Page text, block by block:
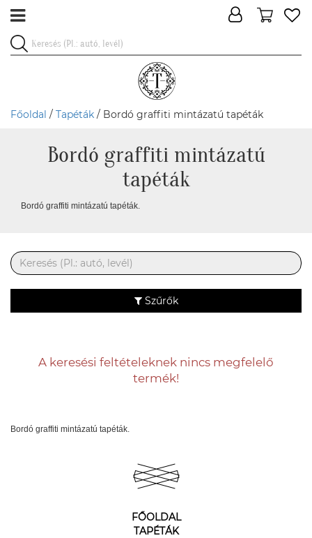
Főoldal / Tapéták / Bordó graffiti mintázatú tapéták
Bordó graffiti mintázatú
tapéták
Bordó graffiti mintázatú tapéták.
Szűrők
A keresési feltételeknek nincs megfelelő
termék!
Bordó graffiti mintázatú tapéták.
FŐOLDAL
TAPÉTÁK